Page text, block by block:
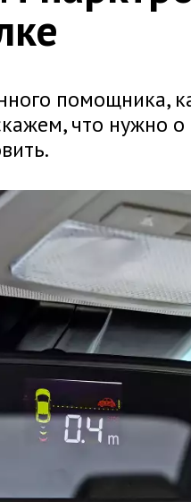
помощника,
что нужно о